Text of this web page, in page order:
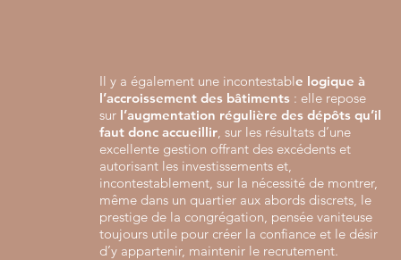
Il y a également une incontestable logique à
l’accroissement des bâtiments : elle repose
sur l’augmentation régulière des dépôts qu’il
faut donc accueillir, sur les résultats d’une
excellente gestion offrant des excédents et
autorisant les investissements et,
incontestablement, sur la nécessité de montrer,
même dans un quartier aux abords discrets, le
prestige de la congrégation, pensée vaniteuse
toujours utile pour créer la confiance et le désir
d’y appartenir, maintenir le recrutement.